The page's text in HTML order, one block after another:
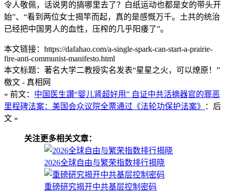
令人敬佩，话说男的搞哪里去了？白纸运动也都是女的带头开
始”、“看到两位女士揭竿而起，真的是感慨万千。土共的统治
已经把中国男人的血性，压榨的几乎阳痿了”。
本文链接：https://dafahao.com/a-single-spark-can-start-a-prairie-
fire-anti-communist-manifesto.html
本文标题：著名大学二教授实名发表“星星之火，可以燎原！”
檄文 - 真相网
« 前文： 中国医生讚“婴儿肾超好用” 自证中共活摘器官的罪恶
里程碑法案：美国会众议院全票通过《法轮功保护法案》
：后
文 »
关注更多相关文章：
2026全球自由与繁荣指数排行揭晓
重磅研究揭开中共基层控制密码